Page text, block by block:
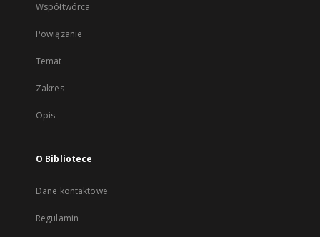
Współtwórca
Powiązanie
Temat
Zakres
Opis
O Bibliotece
Dane kontaktowe
Regulamin